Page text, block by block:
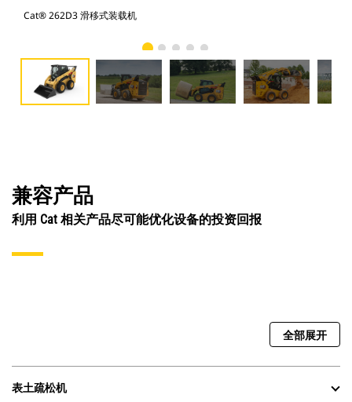
Cat® 262D3 滑移式装载机
兼容产品
利用 Cat 相关产品尽可能优化设备的投资回报
全部展开
表土疏松机